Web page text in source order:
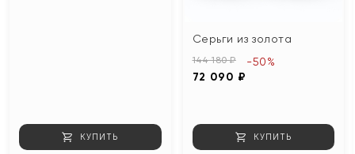
КУПИТЬ
Серьги из золота
144 180 ₽
72 090 ₽
-50%
КУПИТЬ